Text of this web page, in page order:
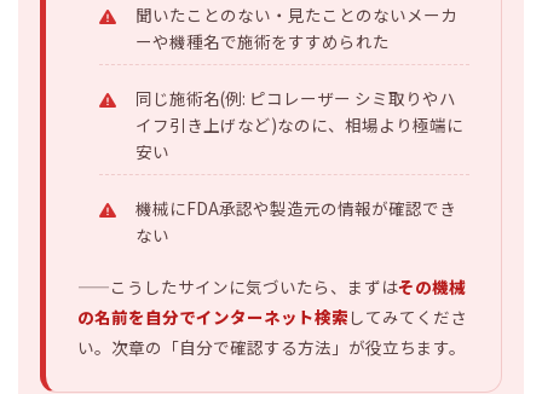
聞いたことのない・見たことのないメーカ
ーや機種名で施術をすすめられた
同じ施術名(例: ピコレーザー シミ取りやハ
イフ引き上げなど)なのに、相場より極端に
安い
機械にFDA承認や製造元の情報が確認でき
ない
——こうしたサインに気づいたら、まずはその機械
の名前を自分でインターネット検索 してみてくださ
い。次章の「自分で確認する方法」が役立ちます。